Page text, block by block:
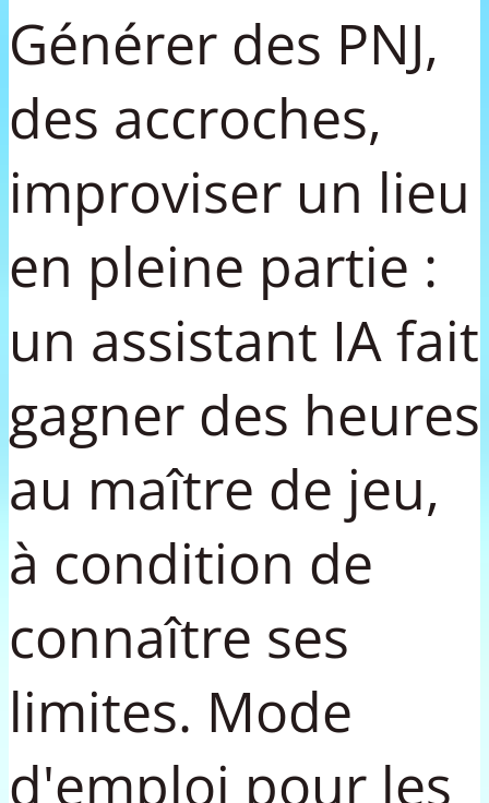
Générer des PNJ,
des accroches,
improviser un lieu
en pleine partie :
un assistant IA fait
gagner des heures
au maître de jeu,
à condition de
connaître ses
limites. Mode
d'emploi pour les